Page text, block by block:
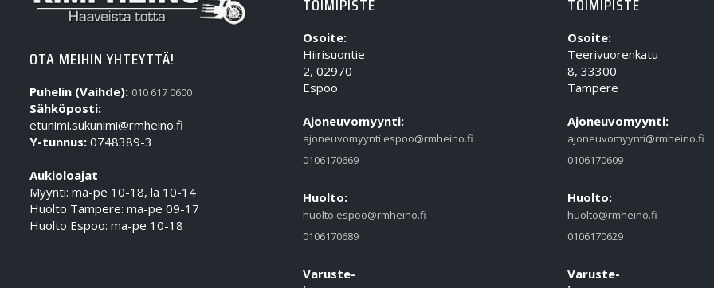
OTA MEIHIN YHTEYTTÄ!
Puhelin (Vaihde): 010 617 0600
Sähköposti:
etunimi.sukunimi@rmheino.fi
Y-tunnus: 0748389-3
Aukioloajat
Myynti: ma-pe 10-18, la 10-14
Huolto Tampere: ma-pe 09-17
Huolto Espoo: ma-pe 10-18
Osoite:
Hiirisuontie
2, 02970
Espoo
Ajoneuvomyynti:
ajoneuvomyynti.espoo@rmheino.fi
0106170669
Huolto:
huolto.espoo@rmheino.fi
0106170689
Varuste-
Osoite:
Teerivuorenkatu
8, 33300
Tampere
Ajoneuvomyynti:
ajoneuvomyynti@rmheino.fi
0106170609
Huolto:
huolto@rmheino.fi
0106170629
Varuste-